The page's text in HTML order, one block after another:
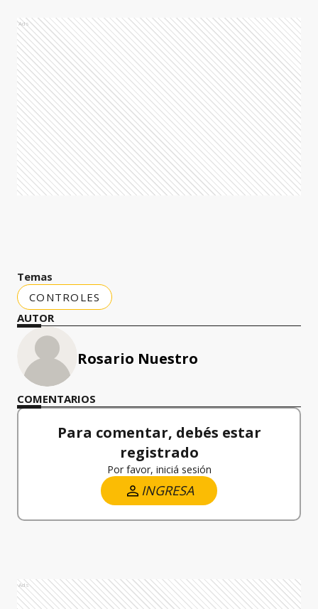
Ads
Temas
CONTROLES
AUTOR
Rosario Nuestro
COMENTARIOS
Para comentar, debés estar
registrado
Por favor, iniciá sesión
INGRESA
Ads